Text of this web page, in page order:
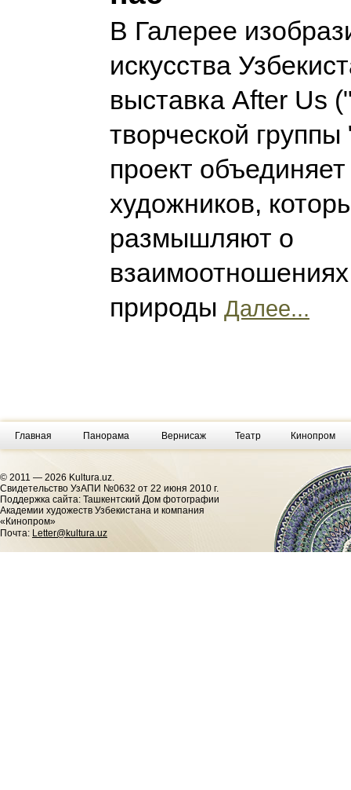
В Галерее
искусства
выставка After Us
творческой
проект
художников,
размышляют о
природы Далее...
Главная Панорама Вернисаж Театр Кинопром
© 2011 — 2026 Kultura.uz.
Cвидетельство УзАПИ №0632 от 22 июня 2010 г.
Поддержка сайта: Ташкентский Дом фотографии
Академии художеств Узбекистана и компания
«Кинопром»
Почта: Letter@kultura.uz